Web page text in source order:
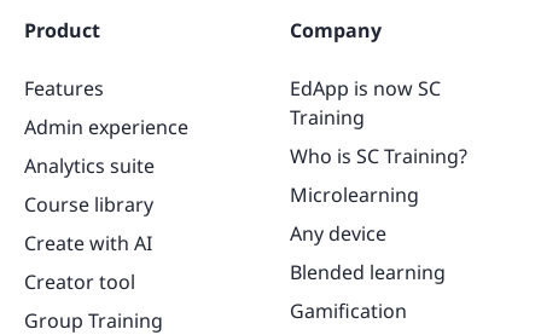
Product
Features
Admin experience
Analytics suite
Course library
Create with AI
Creator tool
Group Training
Company
EdApp is now SC
Training
Who is SC Training?
Microlearning
Any device
Blended learning
Gamification